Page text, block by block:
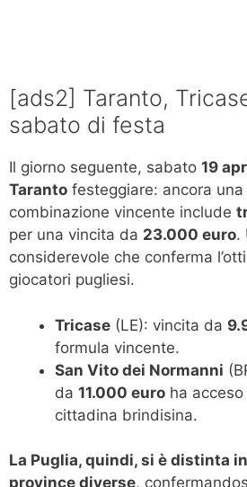
[ads2] Taranto,
sabato di festa
Il giorno seguente, sabato 19
Taranto festeggiare: ancora
combinazione vincente include
per una vincita da 23.000 euro.
considerevole che conferma
giocatori pugliesi.
Tricase (LE): vincita da
formula vincente.
San Vito dei Normanni
da 11.000 euro ha acceso
cittadina brindisina.
La Puglia, quindi, si è distinta
province diverse,